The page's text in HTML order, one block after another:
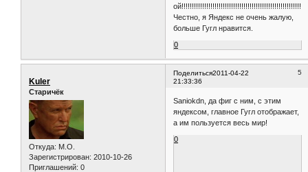
Честно, я Яндекс не очень жалую,
больше Гугл нравится.
0
Поделиться 5
2011-04-22
21:33:36
Kuler
Старичёк
Откуда: M.O.
Зарегистрирован: 2010-10-26
Приглашений: 0
Saniokdn, да фиг с ним, с этим
яндексом, главное Гугл отображает,
а им пользуется весь мир!
0